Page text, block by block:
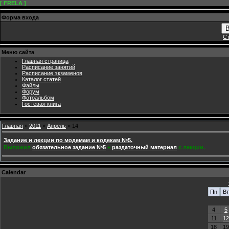
[ FRELA ]
Форма входа
Меню сайта
Главная страница
Расписание занятий
Расписание экзаменов
Каталог статей
Файлы
Форум
Фотоальбом
Гостевая книга
Главная » 2011 » Апрель » 14
Задание и лекции по модемам и кодекам №5.
Выложил обязательное задание №5 + раздаточный материал с лекции.
Calendar
Пн
Вт
4
5
11
12
18
19